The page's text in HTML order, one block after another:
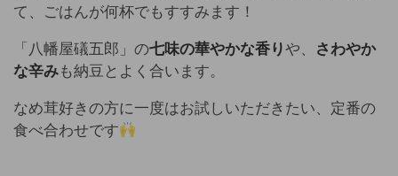
て、ごはんが何杯でもすすみます！
「八幡屋礒五郎」の七味の華やかな香りや、
さわやか
な辛みも納豆とよく合います。
なめ茸好きの方に一度はお試しいただきたい、定番の
食べ合わせです